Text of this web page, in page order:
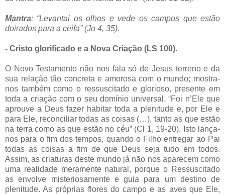
Mantra: “Levantai os olhos e vede os campos que estão
doirados para a ceifa” (Jo 4, 35).
- Cristo glorificado e a Nova Criação (LS 100).
O Novo Testamento não nos fala só de Jesus terreno e da
sua relação tão concreta e amorosa com o mundo; mostra-
nos também como o ressuscitado e glorioso, presente em
toda a criação com o seu domínio universal. “Foi n’Ele que
aprouve a Deus fazer habitar toda a plenitude e, por Ele e
para Ele, reconciliar todas as coisas (…), tanto as que estão
na terra como as que estão no céu” (Cl 1, 19-20). Isto lança-
nos para o fim dos tempos, quando o Filho entregar ao Pai
todas as coisas a fim de que Deus seja tudo em todos.
Assim, as criaturas deste mundo já não nos aparecem como
uma realidade meramente natural, porque o Ressuscitado
as envolve misteriosamente e guia para um destino de
plenitude. As próprias flores do campo e as aves que Ele,